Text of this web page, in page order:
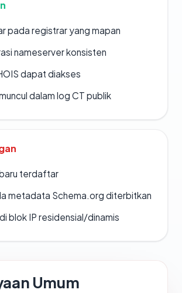
pada registrar yang mapan
nameserver konsisten
dapat diakses
dalam log CT publik
terdaftar
metadata Schema.org diterbitkan
blok IP residensial/dinamis
Umum